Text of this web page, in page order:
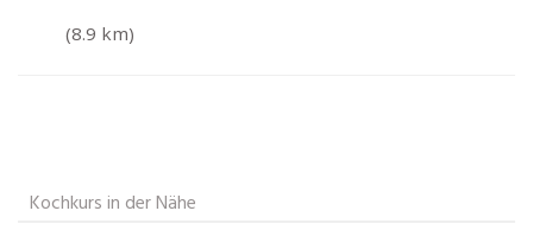
(8.9 km)
Kochkurs in der Nähe